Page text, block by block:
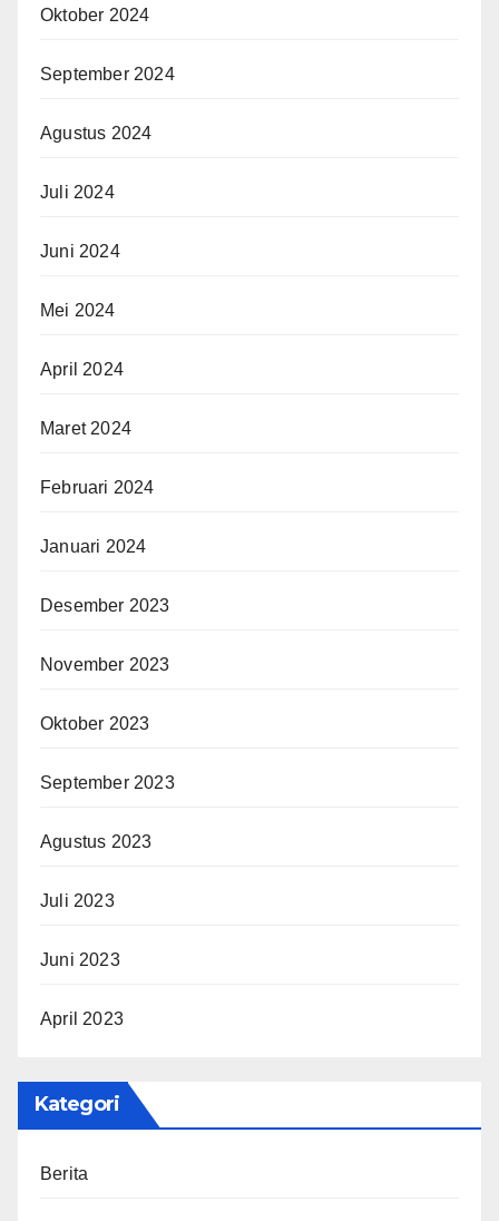
Oktober 2024
September 2024
Agustus 2024
Juli 2024
Juni 2024
Mei 2024
April 2024
Maret 2024
Februari 2024
Januari 2024
Desember 2023
November 2023
Oktober 2023
September 2023
Agustus 2023
Juli 2023
Juni 2023
April 2023
Kategori
Berita